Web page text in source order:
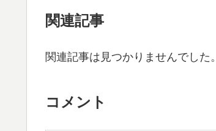
関連記事
関連記事は見つかりませんでした。
コメント